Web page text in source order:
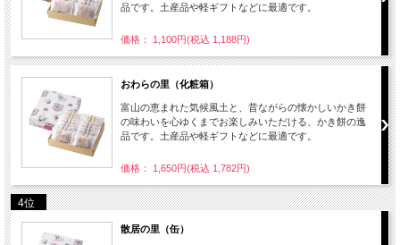
品です。土産品や軽ギフトなどに最適です。
価格： 1,100円(税込 1,188円)
おわらの里（化粧箱）
富山の恵まれた気候風土と、昔ながらの懐かしいかき餅
の味わいを心ゆくまでお楽しみいただける、かき餅の逸
品です。土産品や軽ギフトなどに最適です。
価格： 1,650円(税込 1,782円)
4位
散居の里（缶）